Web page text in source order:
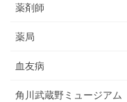
薬剤師
薬局
血友病
角川武蔵野ミュージアム